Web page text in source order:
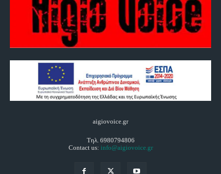
aigiovoice.gr
Τηλ. 6980794806
Contact us: info@aigiovoice.gr